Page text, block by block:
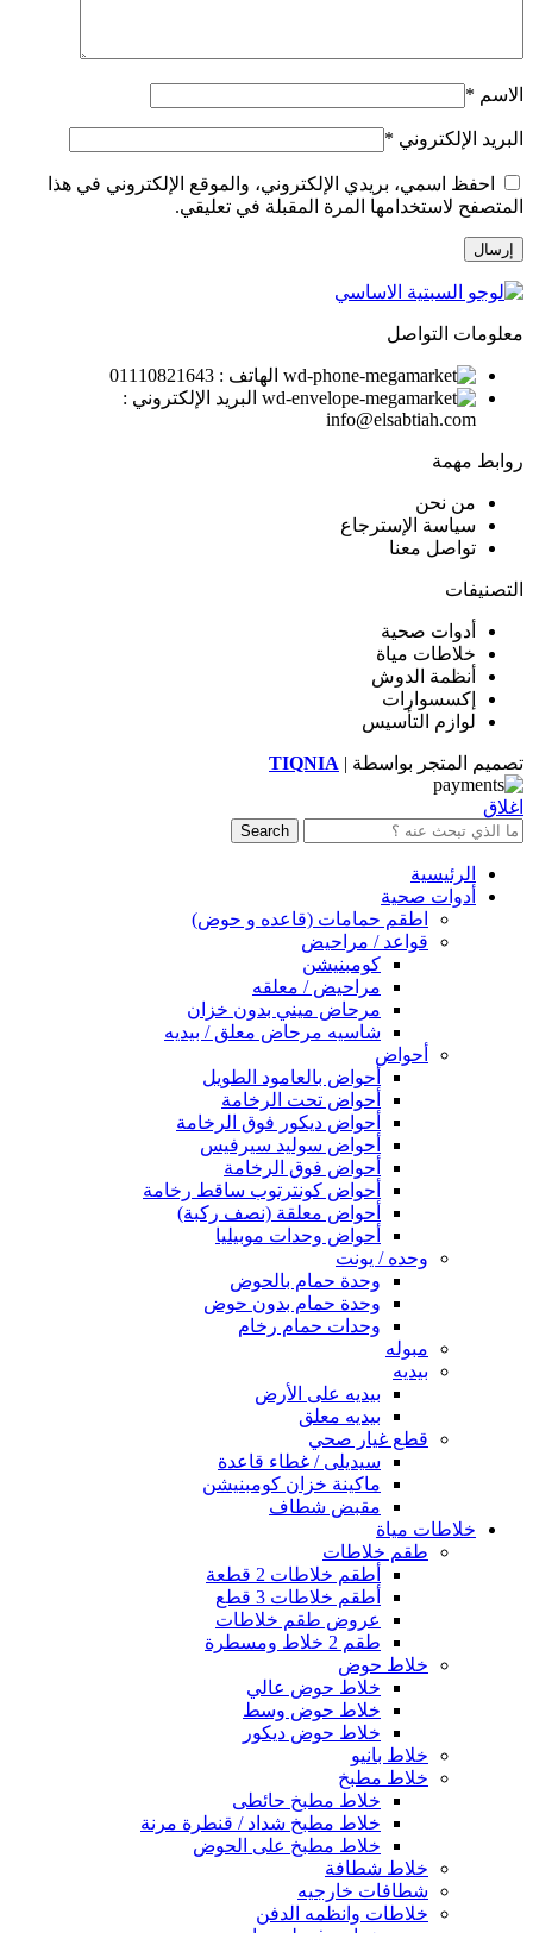
الاسم *
البريد الإلكتروني *
احفظ اسمي، بريدي الإلكتروني، والموقع الإلكتروني في هذا
المتصفح لاستخدامها المرة المقبلة في تعليقي.
معلومات التواصل
الهاتف : 01110821643
البريد الإلكتروني :
info@elsabtiah.com
روابط مهمة
من نحن
سياسة الإسترجاع
تواصل معنا
التصنيفات
أدوات صحية
خلاطات مياة
أنظمة الدوش
إكسسوارات
لوازم التأسيس
تصميم المتجر بواسطة | TIQNIA
اغلاق
Search
الرئيسية
أدوات صحية
اطقم حمامات (قاعده و حوض)
قواعد / مراحيض
كومبنيشن
مراحيض / معلقه
مرحاض ميني بدون خزان
شاسيه مرحاض معلق / بيديه
أحواض
أحواض بالعامود الطويل
أحواض تحت الرخامة
أحواض ديكور فوق الرخامة
أحواض سوليد سيرفيس
أحواض فوق الرخامة
أحواض كونترتوب ساقط رخامة
أحواض معلقة (نصف ركبة)
أحواض وحدات موبيليا
وحده / يونت
وحدة حمام بالحوض
وحدة حمام بدون حوض
وحدات حمام رخام
مبوله
بيديه
بيديه على الأرض
بيديه معلق
قطع غيار صحي
سيديلى / غطاء قاعدة
ماكينة خزان كومبنيشن
مقبض شطاف
خلاطات مياة
طقم خلاطات
أطقم خلاطات 2 قطعة
أطقم خلاطات 3 قطع
عروض طقم خلاطات
طقم 2 خلاط ومسطرة
خلاط حوض
خلاط حوض عالي
خلاط حوض وسط
خلاط حوض ديكور
خلاط بانيو
خلاط مطبخ
خلاط مطبخ حائطى
خلاط مطبخ شداد / قنطرة مرنة
خلاط مطبخ على الحوض
خلاط شطافة
شطافات خارجيه
خلاطات وانظمه الدفن